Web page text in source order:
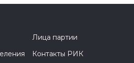
Лица партии
Контакты РИК